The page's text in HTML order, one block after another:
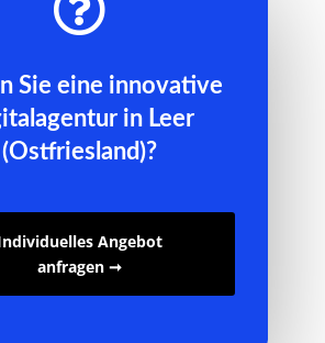
Sie eine innovative
in Leer
(Ostfriesland)?
Angebot
anfragen ➞